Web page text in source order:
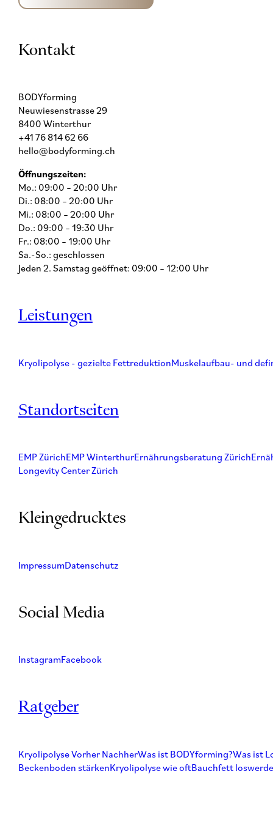
Kontakt
BODYforming
Neuwiesenstrasse 29
8400 Winterthur
+41 76 814 62 66
hello@bodyforming.ch
Öffnungszeiten:
Mo.: 09:00 – 20:00 Uhr
Di.: 08:00 – 20:00 Uhr
Mi.: 08:00 – 20:00 Uhr
Do.: 09:00 – 19:30 Uhr
Fr.: 08:00 – 19:00 Uhr
Sa.-So.: geschlossen
Jeden 2. Samstag geöffnet: 09:00 – 12:00 Uhr
Leistungen
Kryolipolyse - gezielte FettreduktionMuskelaufbau- und
Standortseiten
EMP ZürichEMP WinterthurErnährungsberatung Zürich
Longevity Center Zürich
Kleingedrucktes
ImpressumDatenschutz
Social Media
InstagramFacebook
Ratgeber
Kryolipolyse Vorher NachherWas ist BODYforming?Was ist
Beckenboden stärkenKryolipolyse wie oftBauchfett